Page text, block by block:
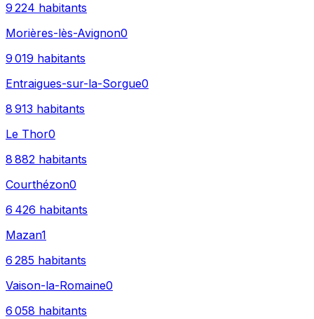
9 224 habitants
Morières-lès-Avignon0
9 019 habitants
Entraigues-sur-la-Sorgue0
8 913 habitants
Le Thor0
8 882 habitants
Courthézon0
6 426 habitants
Mazan1
6 285 habitants
Vaison-la-Romaine0
6 058 habitants